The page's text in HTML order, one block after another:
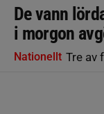
De vann
i morgon
Nationellt Tre av